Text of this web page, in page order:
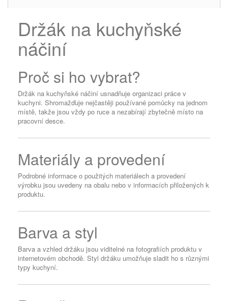
Držák na kuchyňské
náčiní
Proč si ho vybrat?
Držák na kuchyňské náčiní usnadňuje organizaci práce v
kuchyni. Shromažďuje nejčastěji používané pomůcky na jednom
místě, takže jsou vždy po ruce a nezabírají zbytečně místo na
pracovní desce.
Materiály a provedení
Podrobné informace o použitých materiálech a provedení
výrobku jsou uvedeny na obalu nebo v informacích přiložených k
produktu.
Barva a styl
Barva a vzhled držáku jsou viditelné na fotografiích produktu v
internetovém obchodě. Styl držáku umožňuje sladit ho s různými
typy kuchyní.